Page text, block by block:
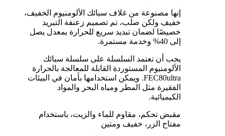
إنها مصنوعة من غلاف سبائك الألومنيوم الخفيف،
خفيف ولكن صلب، تم تصميم زعنفة التبريد
خصيصًا لضمان تبديد سريع للحرارة بمعدل يصل
إلى 40% وخدمة مستمرة.
يجب أن تعتمد السلسلة على سلسلة سبائك
الألومنيوم المستوردة القابلة للمعالجة بالحرارة
FEC80ultra. ويمكن استخدامها بأمان في البيئات
الفقيرة مثل المطر ومياه البحر والمواد
الكيميائية.
مقبض تحكم، مقاوم للماء والزيت، باستخدام
مفتاح الزر، خفيف ومتين